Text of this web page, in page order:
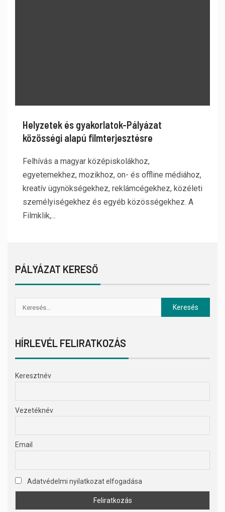
Helyzetek és gyakorlatok-Pályázat
közösségi alapú filmterjesztésre
Felhívás a magyar középiskolákhoz,
egyetemekhez, mozikhoz, on- és offline médiához,
kreatív ügynökségekhez, reklámcégekhez, közéleti
személyiségekhez és egyéb közösségekhez. A
Filmklik,...
PÁLYÁZAT KERESŐ
HÍRLEVÉL FELIRATKOZÁS
Keresztnév
Vezetéknév
Email
Adatvédelmi nyilatkozat elfogadása